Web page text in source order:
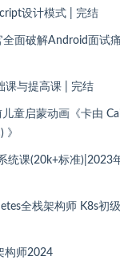
设计模式 | 完结
全面破解Android面试
课与提高课 | 完结
儿童启蒙动画《卡由
》
统课(20k+标准)|2023
全栈架构师 K8s初
构师2024